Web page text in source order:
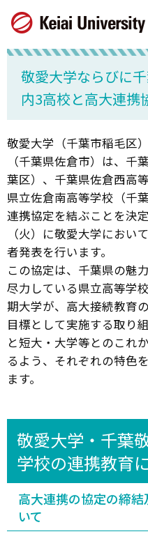
バ
ー
ョ
ン
へ
ル
シ
ン
へ
ー
敬愛大学ならびに
内3高校と高大連携
敬愛大学（千葉市稲毛区
（千葉県佐倉市）は、千
葉区）、千葉県佐倉西高
県立佐倉南高等学校（千
連携協定を結ぶことを決
（火）に敬愛大学におい
者発表を行います。
この協定は、千葉県の魅
尽力している県立高等学
期大学が、高大接続教育
目標として実施する取り
と短大・大学等とのこれ
るよう、それぞれの特色
ます。
敬愛大学・千葉
学校の連携教育
高大連携の協定の締
いて